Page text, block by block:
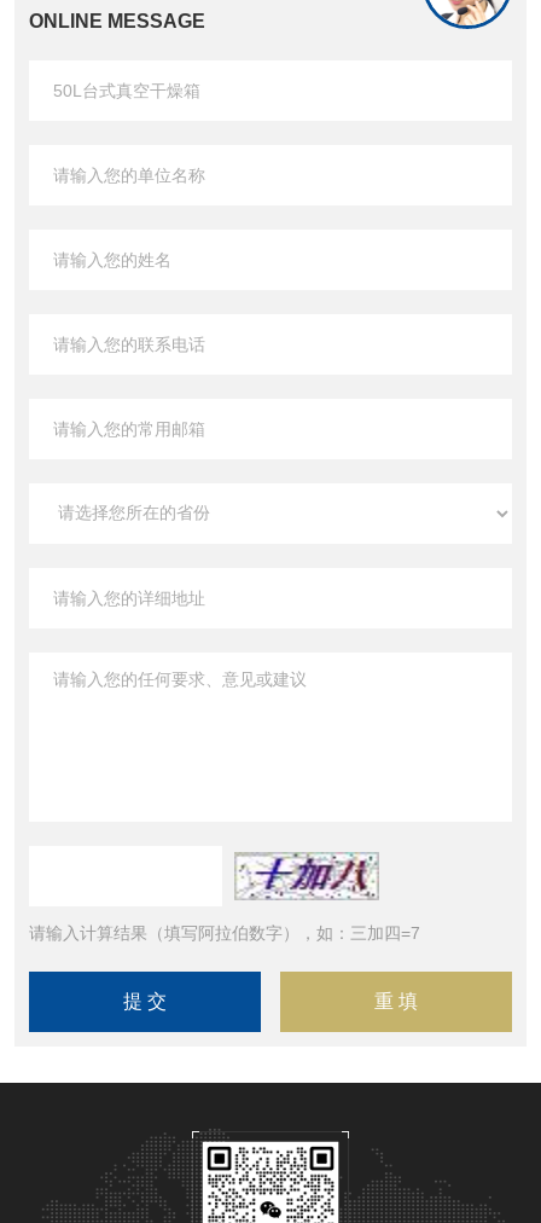
ONLINE MESSAGE
请输入计算结果（填写阿拉伯数字），如：三加四=7